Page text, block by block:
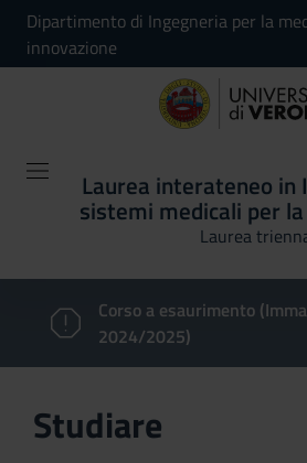
Dipartimento di Ingegneria per la
innovazione
Laurea interateneo in
sistemi medicali per
Laurea
Corso a esaurimento
2024/2025)
Studiare